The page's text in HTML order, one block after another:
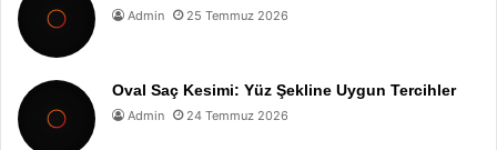
Admin 25 Temmuz 2026
Oval Saç Kesimi: Yüz Şekline Uygun Tercihler
Admin 24 Temmuz 2026